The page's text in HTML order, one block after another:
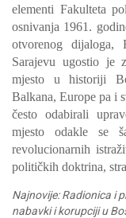
elementi Fakulteta
osnivanja 1961.
otvorenog dijaloga,
Sarajevu ugostio je
mjesto u historiji
Balkana, Europe pa i
često odabirali
mjesto odakle se
revolucionarnih
političkih doktrina,
Najnovije: Radionica i
nabavki i korupciji u